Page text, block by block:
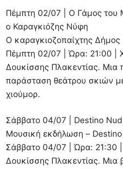
Πέμπτη 02/07 | Ο Γάμος του
ο Καραγκιόζης Νύφη
Ο καραγκιοζοπαίχτης
Πέμπτη 02/07 | Ώρα: 21:00 |
Δουκίσσης Πλακεντίας. Μια
παράσταση θεάτρου σκιών
χιούμορ.
Σάββατο 04/07 | Destino
Μουσική εκδήλωση –
Σάββατο 04/07 | Ώρα: 21:30
Δουκίσσης Πλακεντίας. Μια